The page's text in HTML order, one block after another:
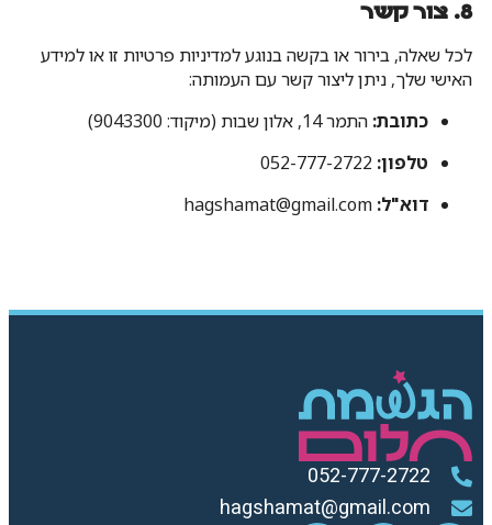
8. צור קשר
לכל שאלה, בירור או בקשה בנוגע למדיניות פרטיות זו או למידע
האישי שלך, ניתן ליצור קשר עם העמותה:
כתובת: התמר 14, אלון שבות (מיקוד: 9043300)
טלפון:
דוא"ל:
052-777-2722
hagshamat@gmail.com